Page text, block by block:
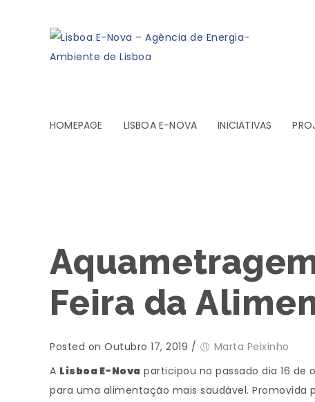
HOMEPAGE LISBOA E-NOVA INICIATIVAS
Feira da
Posted on Outubro 17, 2019 /
Marta Peixinho
A Lisboa E-Nova participou no passado dia 16 de
para uma alimentação mais saudável. Promovida